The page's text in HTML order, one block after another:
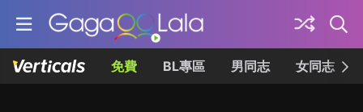
免費 BL專區 男同志 女同志